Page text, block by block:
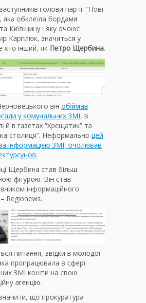
голови партії “Нові
яка обклеїла бордами
Київщину і яку очоює
Карплюк, значиться у
хто інший, як Петро Щербина.
він обіймав
у комунальних ЗМІ, в
й в газетах “Хрещатик” та
столиця”. Неформально цей
інформацією ЗМІ, очолював
Щербина став більш
фігурою. Він став
інформаційного
Regionews.
питання, звідки в молодої
пропрацювала в сфері
ЗМІ кошти на свою
агенцію.
що прокуратура